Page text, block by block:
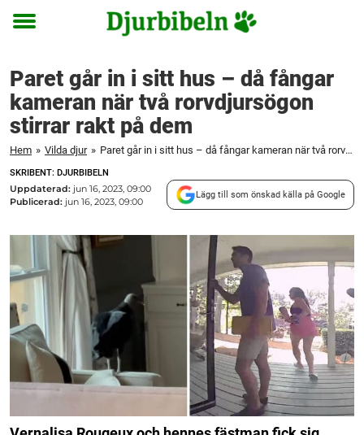
Toggle
Paret går in i sitt hus – då fångar
kameran när två rorvdjursögon
stirrar rakt på dem
Hem » Vilda djur » Paret går in i sitt hus – då fångar kameran när två rorvdjursögon stirrar rakt på dem
SKRIBENT: DJURBIBELN
Uppdaterad: jun 16, 2023, 09:00
Publicerad: jun 16, 2023, 09:00
Lägg till som önskad källa på Google